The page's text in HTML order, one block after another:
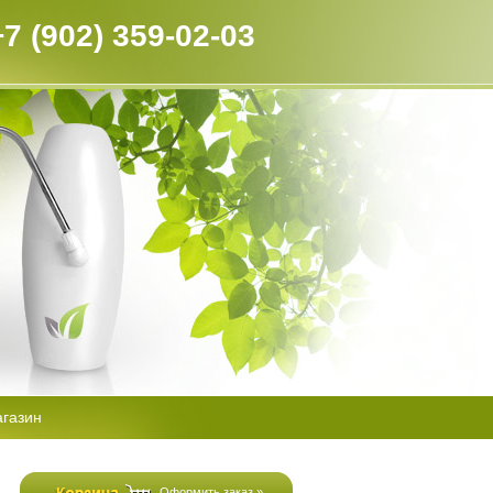
(902) 359-02-03